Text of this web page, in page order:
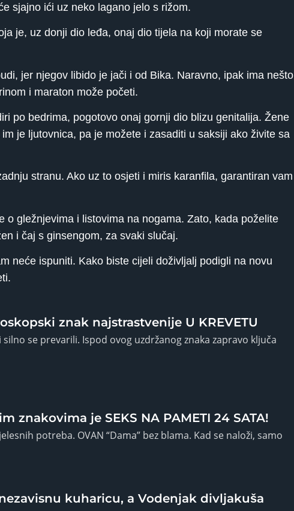
sjajno ići uz neko lagano jelo s rižom.
je, uz donji dio leđa, onaj dio tijela na koji morate se
jer njegov libido je jači i od Bika. Naravno, ipak ima nešto
i maraton može početi.
po bedrima, pogotovo onaj gornji dio blizu genitalija. Žene
je ljutovnica, pa je možete i zasaditi u saksiji ako živite sa
stranu. Ako uz to osjeti i miris karanfila, garantiran vam
gležnjevima i listovima na nogama. Zato, kada poželite
i čaj s ginsengom, za svaki slučaj.
neće ispuniti. Kako biste cijeli doživljalj podigli na novu
znak najstrastvenije U KREVETU
se prevarili. Ispod ovog uzdržanog znaka zapravo ključa
znakovima je SEKS NA PAMETI 24 SATA!
potreba. OVAN “Dama” bez blama. Kad se naloži, samo
nezavisnu kuharicu, a Vodenjak divljakuša